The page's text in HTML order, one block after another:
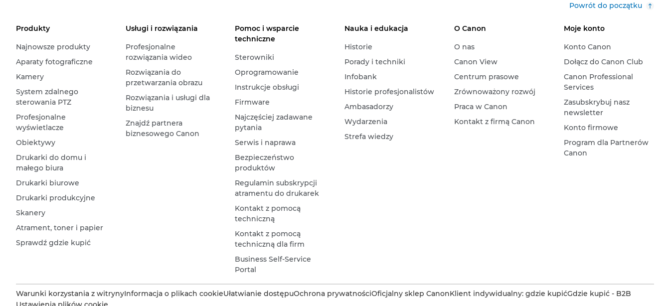
Powrót do początku
Produkty
Najnowsze produkty
Aparaty fotograficzne
Kamery
System zdalnego
sterowania PTZ
Profesjonalne
wyświetlacze
Obiektywy
Drukarki do domu i
małego biura
Drukarki biurowe
Drukarki produkcyjne
Skanery
Atrament, toner i papier
Sprawdź gdzie kupić
Usługi i rozwiązania
Profesjonalne
rozwiązania wideo
Rozwiązania do
przetwarzania obrazu
Rozwiązania i usługi dla
biznesu
Znajdź partnera
biznesowego Canon
Pomoc i wsparcie
techniczne
Sterowniki
Oprogramowanie
Instrukcje obsługi
Firmware
Najczęściej zadawane
pytania
Serwis i naprawa
Bezpieczeństwo
produktów
Regulamin subskrypcji
atramentu do drukarek
Kontakt z pomocą
techniczną
Kontakt z pomocą
techniczną dla firm
Business Self-Service
Portal
Nauka i edukacja
Historie
Porady i techniki
Infobank
Historie profesjonalistów
Ambasadorzy
Wydarzenia
Strefa wiedzy
O Canon
O nas
Canon View
Centrum prasowe
Zrównoważony rozwój
Praca w Canon
Kontakt z firmą Canon
Moje konto
Konto Canon
Dołącz do Canon Club
Canon Professional
Services
Zasubskrybuj nasz
newsletter
Konto firmowe
Program dla Partnerów
Canon
Warunki korzystania z witrynyInformacja o plikach cookieUłatwianie dostępuOchrona prywatnościOficjalny sklep CanonKlient indywidualny: gdzie kupićGdzie kupić - B2B